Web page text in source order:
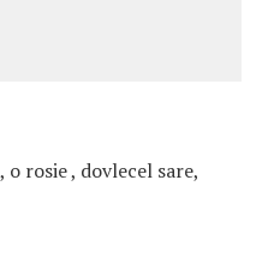
rosie , dovlecel sare,